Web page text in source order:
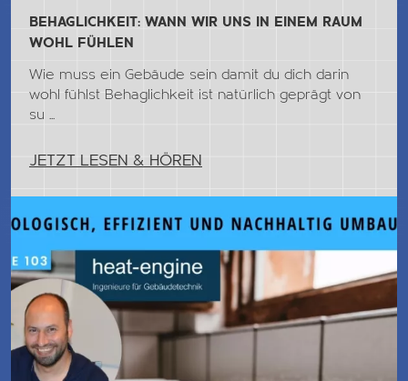
BEHAGLICHKEIT: WANN WIR UNS IN EINEM RAUM
WOHL FÜHLEN
Wie muss ein Gebäude sein damit du dich darin
wohl fühlst Behaglichkeit ist natürlich geprägt von
su ...
JETZT LESEN & HÖREN